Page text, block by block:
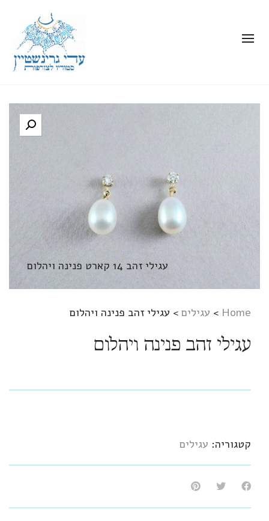
עגילי זהב 14 קארט פנינה ויהלום
Home
> עגילים > עגילי זהב פנינה ויהלום
עגילי זהב פנינה ויהלום
קטגוריה: עגילים